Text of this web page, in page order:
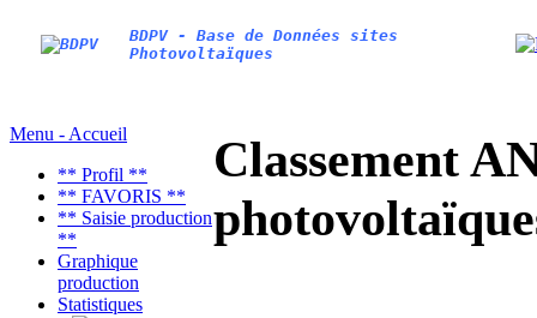
BDPV - Base de Données sites
Photovoltaïques
Menu - Accueil
** Profil **
** FAVORIS **
** Saisie production
**
Graphique
production
Statistiques
Classement